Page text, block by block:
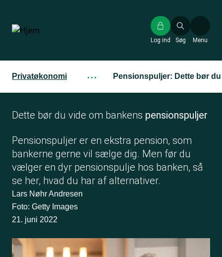
hovedindhold
Søg
Log ind Menu
Privatøkonomi ··· Pensionspuljer: Dette bør
Dette bør du vide om bankens pensionspuljer
Pensionspuljer er en ekstra pension, som
bankerne gerne vil sælge dig. Men før du
vælger en dyr pensionspulje hos banken, så
se her, hvad du har af alternativer.
Lars Nøhr Andresen
Foto: Getty Images
21. juni 2022